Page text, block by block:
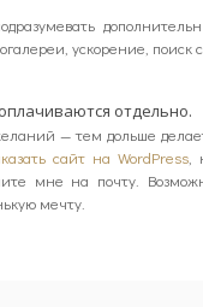
ускорение,
отдельно.
— тем дольше
сайт на WordPress,
мне на почту.
мечту.